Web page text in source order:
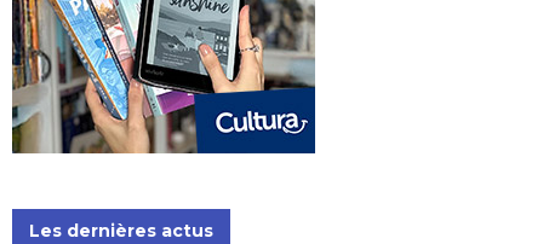
Les dernières actus